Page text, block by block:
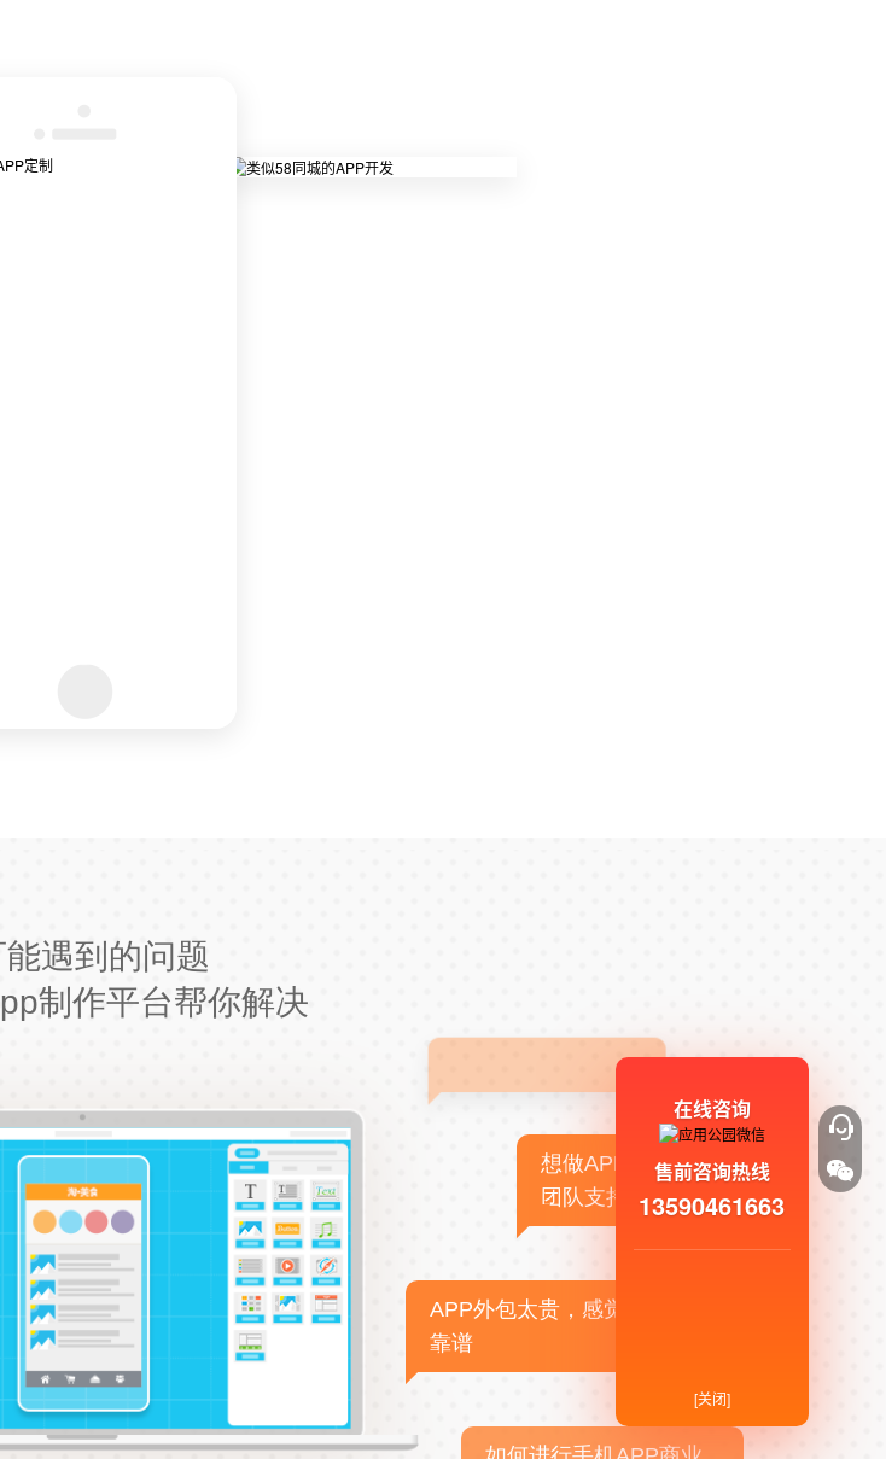
遇到的问题
制作平台帮你解决
想做APP，但没有技术
团队支持
APP外包太贵，感觉不
靠谱
在线咨询
售前咨询热线
13590461663
[关闭]